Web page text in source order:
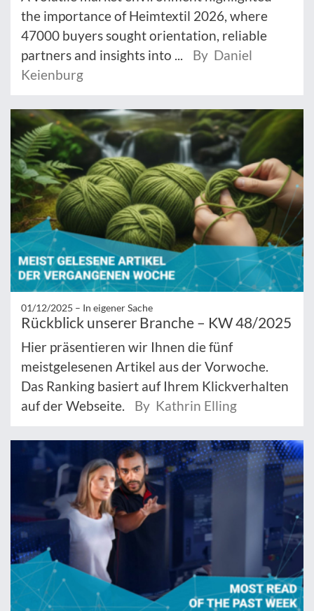
the importance of Heimtextil 2026, where
47000 buyers sought orientation, reliable
partners and insights into ...
By Daniel
Keienburg
01/12/2025 – In eigener Sache
Rückblick unserer Branche – KW 48/2025
Hier präsentieren wir Ihnen die fünf
meistgelesenen Artikel aus der Vorwoche.
Das Ranking basiert auf Ihrem Klickverhalten
auf der Webseite.
By Kathrin Elling